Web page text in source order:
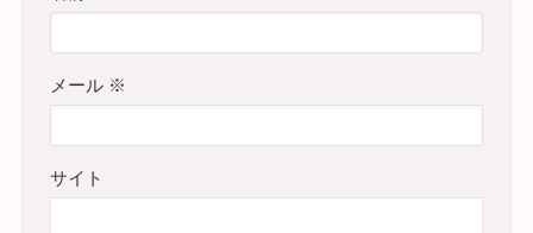
メール ※
サイト